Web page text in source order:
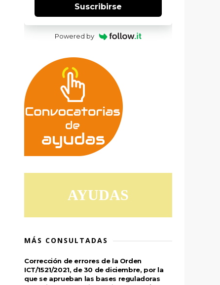
Suscribirse
Powered by
AYUDAS
MÁS CONSULTADAS
Corrección de errores de la Orden
ICT/1521/2021, de 30 de diciembre, por la
que se aprueban las bases reguladoras